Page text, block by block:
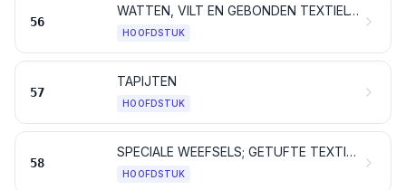
56
WATTEN, VILT EN GEBONDEN TEXTIELVLIES; SPECIALE GARENS; BINDGAREN, TOUW EN KABEL, ALSMEDE WERKEN DAARVAN
HOOFDSTUK
57
TAPIJTEN
HOOFDSTUK
58
SPECIALE WEEFSELS; GETUFTE TEXTIELSTOFFEN; KANT; TAPISSERIEËN; PASSEMENTWERK; BORDUURWERK
HOOFDSTUK